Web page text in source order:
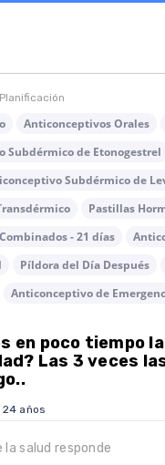
Planificación
Anticonceptivos Orales
de Etonogestrel
Subdérmico de
Pastillas
- 21 días
Píldora del Día Después
Anticonceptivo de
en poco tiempo
Las 3 veces
años
salud responde